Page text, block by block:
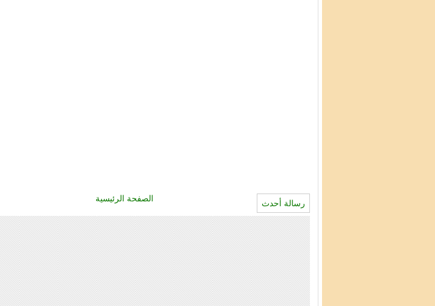
رسالة أحدث الصفحة الرئيسية